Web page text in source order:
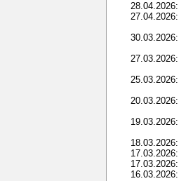
28.04.2026:
27.04.2026:
30.03.2026:
27.03.2026:
25.03.2026:
20.03.2026:
19.03.2026:
18.03.2026:
17.03.2026:
17.03.2026:
16.03.2026: